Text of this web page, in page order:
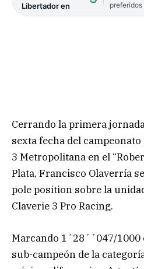
Libertador en
preferidos
Cerrando la primera
sexta fecha del
3 Metropolitana en el
Plata, Francisco Olaverría
pole position sobre la
Claverie 3 Pro Racing.
Marcando 1´28´´047/1000
sub-campeón de la